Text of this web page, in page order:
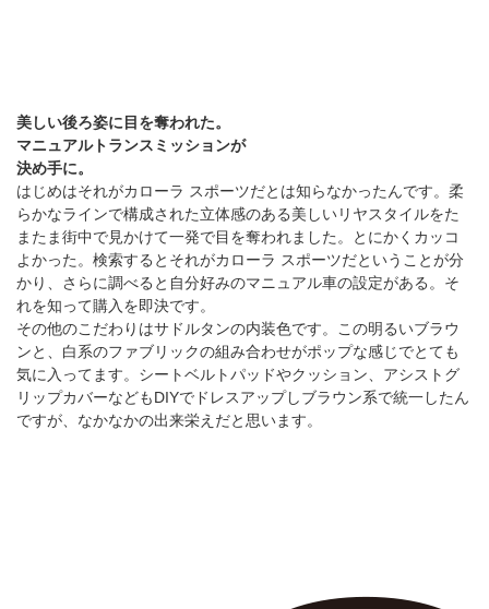
美しい後ろ姿に目を奪われた。
マニュアルトランスミッションが
決め手に。
はじめはそれがカローラ スポーツだとは知らなかったんです。柔
らかなラインで構成された立体感のある美しいリヤスタイルをた
またま街中で見かけて一発で目を奪われました。とにかくカッコ
よかった。検索するとそれがカローラ スポーツだということが分
かり、さらに調べると自分好みのマニュアル車の設定がある。そ
れを知って購入を即決です。
その他のこだわりはサドルタンの内装色です。この明るいブラウ
ンと、白系のファブリックの組み合わせがポップな感じでとても
気に入ってます。シートベルトパッドやクッション、アシストグ
リップカバーなどもDIYでドレスアップしブラウン系で統一したん
ですが、なかなかの出来栄えだと思います。